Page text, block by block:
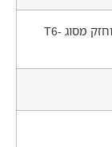
בנוי מאלומיניום קל וחזק מסוג T6-